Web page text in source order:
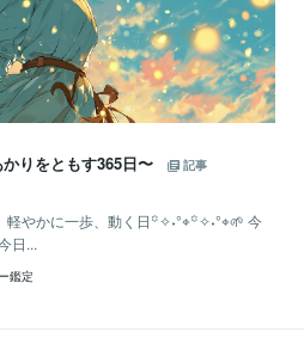
りをともす365日〜
記事
やかに一歩、動く日꙳✧˖°⌖꙳✧˖°⌖🌱 今
日...
鑑定